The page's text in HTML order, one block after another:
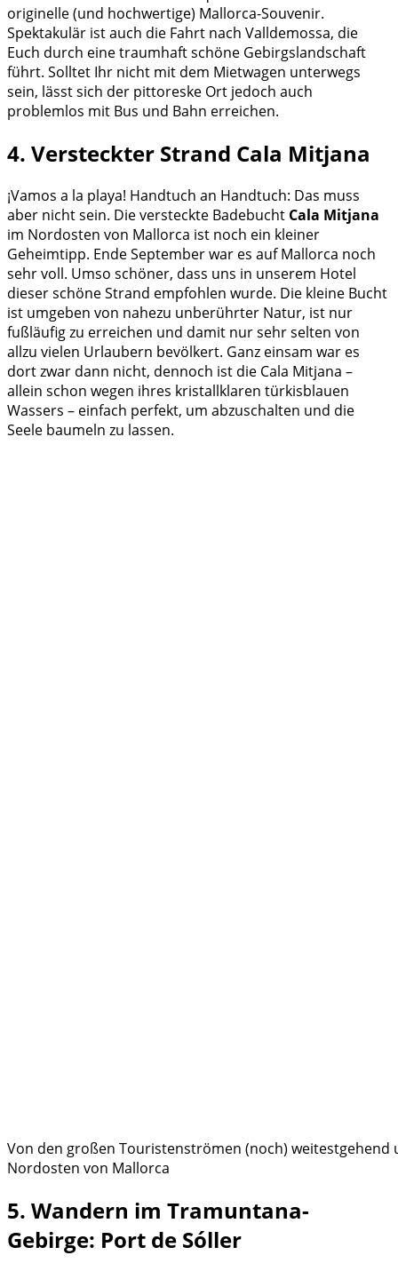
originelle (und hochwertige) Mallorca-Souvenir.
Spektakulär ist auch die Fahrt nach Valldemossa, die
Euch durch eine traumhaft schöne Gebirgslandschaft
führt. Solltet Ihr nicht mit dem Mietwagen unterwegs
sein, lässt sich der pittoreske Ort jedoch auch
problemlos mit Bus und Bahn erreichen.
4. Versteckter Strand Cala Mitjana
¡Vamos a la playa! Handtuch an Handtuch: Das muss
aber nicht sein. Die versteckte Badebucht Cala Mitjana
im Nordosten von Mallorca ist noch ein kleiner
Geheimtipp. Ende September war es auf Mallorca noch
sehr voll. Umso schöner, dass uns in unserem Hotel
dieser schöne Strand empfohlen wurde. Die kleine Bucht
ist umgeben von nahezu unberührter Natur, ist nur
fußläufig zu erreichen und damit nur sehr selten von
allzu vielen Urlaubern bevölkert. Ganz einsam war es
dort zwar dann nicht, dennoch ist die Cala Mitjana –
allein schon wegen ihres kristallklaren türkisblauen
Wassers – einfach perfekt, um abzuschalten und die
Seele baumeln zu lassen.
Von den großen Touristenströmen (noch) weitestgehend
Nordosten von Mallorca
5. Wandern im Tramuntana-
Gebirge: Port de Sóller